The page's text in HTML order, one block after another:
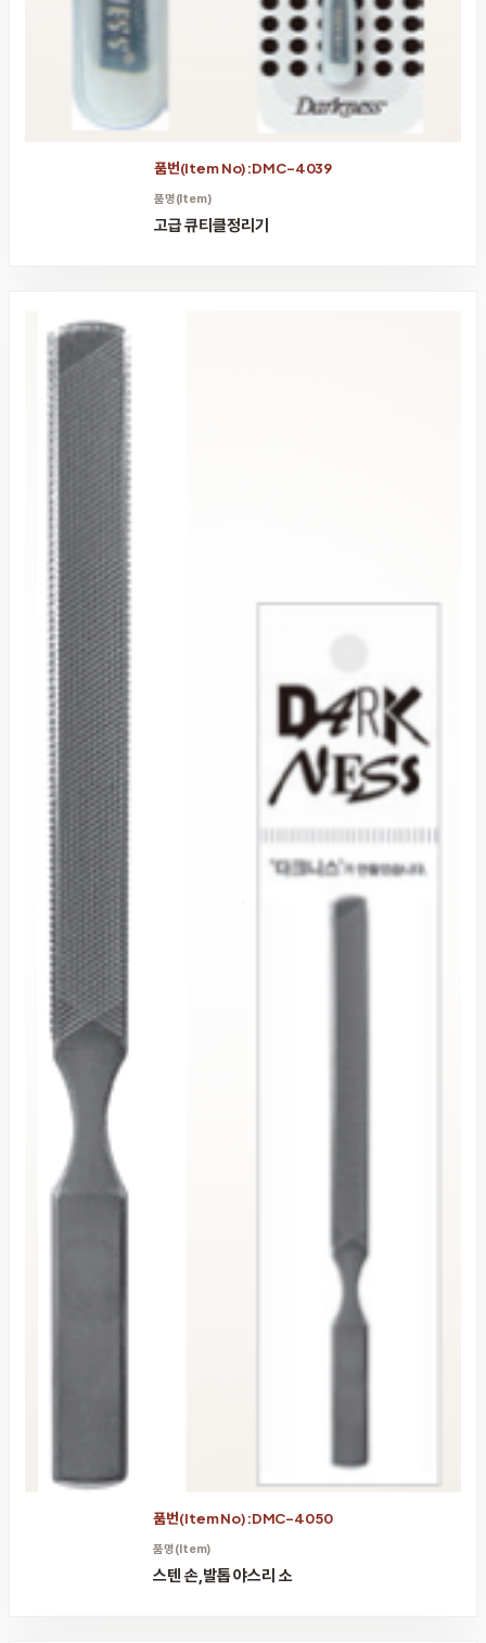
품번(Item No):DMC-4039
품명(Item)
고급 큐티클정리기
품번(Item No):DMC-4050
품명(Item)
스텐 손,발톱 야스리 소